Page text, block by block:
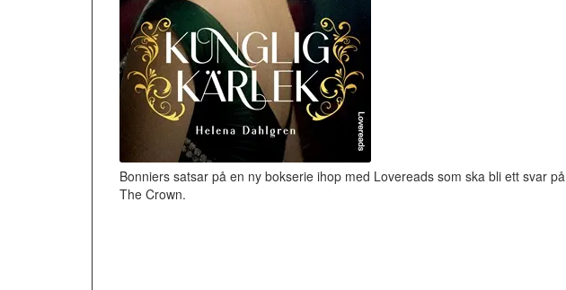
Bonniers satsar på en ny bokserie ihop med Lovereads som ska bli ett svar på
The Crown.